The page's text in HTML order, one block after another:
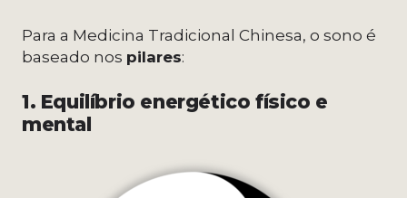
Para a Medicina Tradicional Chinesa, o sono é
baseado nos pilares:
1. Equilíbrio energético físico e
mental